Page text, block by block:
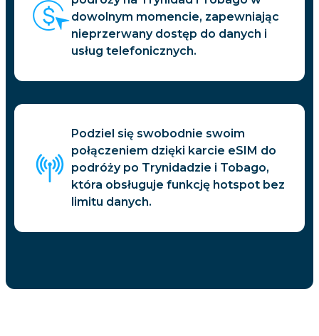
dowolnym momencie, zapewniając
nieprzerwany dostęp do danych i
usług telefonicznych.
Podziel się swobodnie swoim
połączeniem dzięki karcie eSIM do
podróży po Trynidadzie i Tobago,
która obsługuje funkcję hotspot bez
limitu danych.